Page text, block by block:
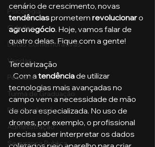
Psicologia
Cidades
Datas Comemorativas
Vendas
Pecuária
Turma de Graduação
Pós-Graduação
Administração
Segurança Publica
cenário de crescimento, novas
tendências prometem revolucionar o
agronegócio. Hoje, vamos falar de
quatro delas. Fique com a gente!
Terceirização
   Com a
tendência de utilizar
tecnologias mais avançadas no
campo vem a necessidade de mão
de obra especializada. No uso de
drones, por exemplo, o profissional
precisa saber interpretar os dados